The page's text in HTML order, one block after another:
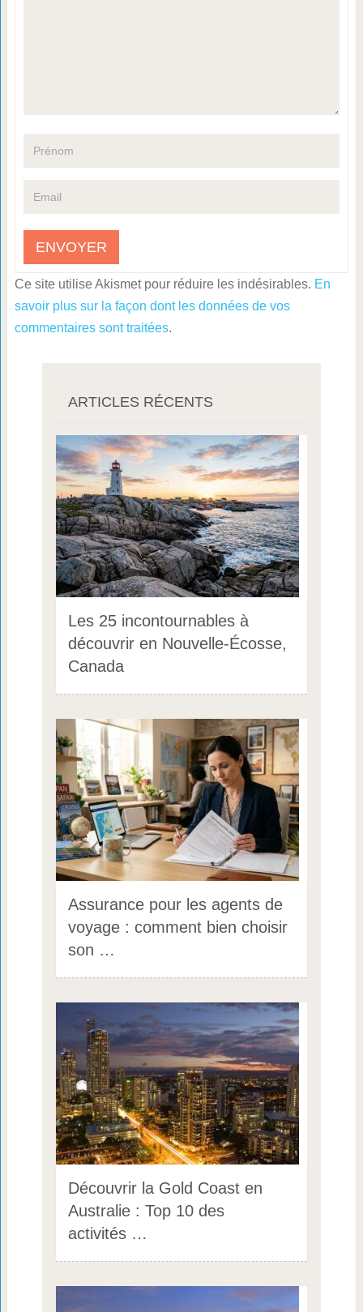
Ce site utilise Akismet pour réduire les indésirables. En
savoir plus sur la façon dont les données de vos
commentaires sont traitées.
ARTICLES RÉCENTS
Les 25 incontournables à
découvrir en Nouvelle-Écosse,
Canada
Assurance pour les agents de
voyage : comment bien choisir
son …
Découvrir la Gold Coast en
Australie : Top 10 des
activités …